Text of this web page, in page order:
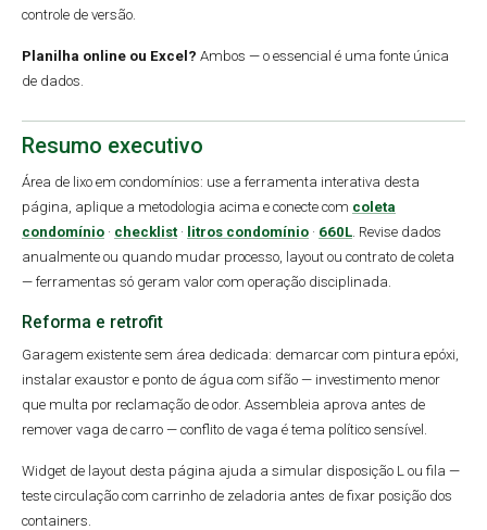
controle de versão.
Planilha online ou Excel? Ambos — o essencial é uma fonte única
de dados.
Resumo executivo
Área de lixo em condomínios: use a ferramenta interativa desta
página, aplique a metodologia acima e conecte com coleta
condomínio · checklist· litros condomínio · 660L. Revise dados
anualmente ou quando mudar processo, layout ou contrato de coleta
— ferramentas só geram valor com operação disciplinada.
Reforma e retrofit
Garagem existente sem área dedicada: demarcar com pintura epóxi,
instalar exaustor e ponto de água com sifão — investimento menor
que multa por reclamação de odor. Assembleia aprova antes de
remover vaga de carro — conflito de vaga é tema político sensível.
Widget de layout desta página ajuda a simular disposição L ou fila —
teste circulação com carrinho de zeladoria antes de fixar posição dos
containers.